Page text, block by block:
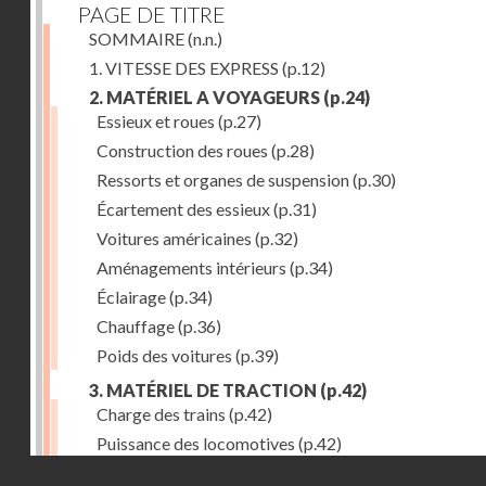
PAGE DE TITRE
SOMMAIRE(n.n.)
1. VITESSE DES EXPRESS (p.12)
2. MATÉRIEL A VOYAGEURS (p.24)
Essieux et roues (p.27)
Construction des roues (p.28)
Ressorts et organes de suspension(p.30)
Écartement des essieux(p.31)
Voitures américaines (p.32)
Aménagements intérieurs (p.34)
Éclairage(p.34)
Chauffage(p.36)
Poids des voitures (p.39)
3. MATÉRIEL DE TRACTION (p.42)
Charge des trains (p.42)
Puissance des locomotives (p.42)